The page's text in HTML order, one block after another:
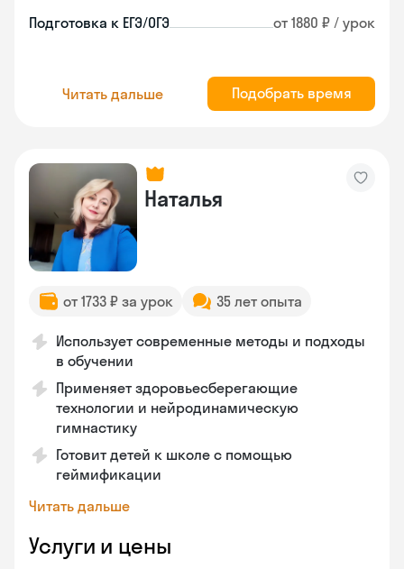
Подготовка к ЕГЭ/ОГЭ от 1880 ₽ / урок
Читать дальше Подобрать время
Наталья
от 1733 ₽ за урок 35 лет опыта
Использует современные методы и подходы
в обучении
Применяет здоровьесберегающие
технологии и нейродинамическую
гимнастику
Готовит детей к школе с помощью
геймификации
Читать дальше
Услуги и цены